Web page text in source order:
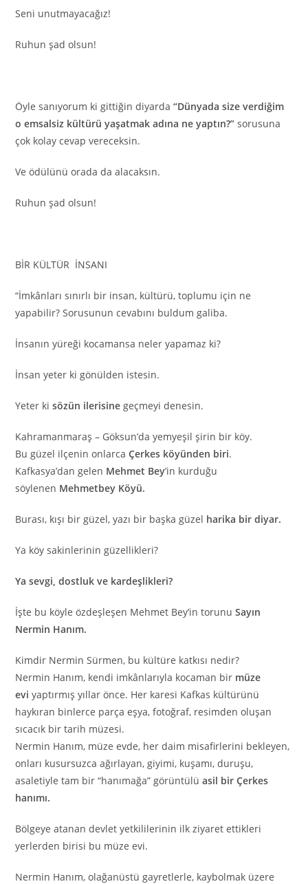
Seni unutmayacağız!
Ruhun şad olsun!
Öyle sanıyorum ki gittiğin diyarda“Dünyada size verdiğim
o emsalsiz kültürü yaşatmak adına ne yaptın?” sorusuna
çok kolay cevap vereceksin.
Ve ödülünü orada da alacaksın.
Ruhun şad olsun!
BİR KÜLTÜR İNSANI
“İmkânları sınırlı bir insan, kültürü, toplumu için ne
yapabilir? Sorusunun cevabını buldum galiba.
İnsanın yüreği kocamansa neler yapamaz ki?
İnsan yeter ki gönülden istesin.
Yeter kisözün ilerisine geçmeyi denesin.
Kahramanmaraş – Göksun’da yemyeşil şirin bir köy.
Bu güzel ilçenin onlarcaÇerkes köyünden biri.
Kafkasya’dan gelen Mehmet Bey’in kurduğu
söylenen Mehmetbey Köyü.
Burası, kışı bir güzel, yazı bir başka güzel harika bir diyar.
Ya köy sakinlerinin güzellikleri?
Ya sevgi, dostluk ve kardeşlikleri?
İşte bu köyle özdeşleşen Mehmet Bey’in torunuSayın
Nermin Hanım.
Kimdir Nermin Sürmen, bu kültüre katkısı nedir?
Nermin Hanım, kendi imkânlarıyla kocaman bir müze
evi yaptırmış yıllar önce. Her karesi Kafkas kültürünü
haykıran binlerce parça eşya, fotoğraf, resimden oluşan
sıcacık bir tarih müzesi.
Nermin Hanım, müze evde, her daim misafirlerini bekleyen,
onları kusursuzca ağırlayan, giyimi, kuşamı, duruşu,
asaletiyle tam bir “hanımağa” görüntülüasil bir Çerkes
hanımı.
Bölgeye atanan devlet yetkililerinin ilk ziyaret ettikleri
yerlerden birisi bu müze evi.
Nermin Hanım, olağanüstü gayretlerle, kaybolmak üzere